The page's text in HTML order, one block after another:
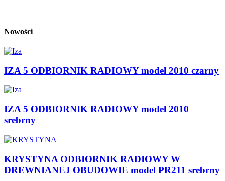
Nowości
IZA 5 ODBIORNIK RADIOWY model 2010 czarny
IZA 5 ODBIORNIK RADIOWY model 2010
srebrny
KRYSTYNA ODBIORNIK RADIOWY W
DREWNIANEJ OBUDOWIE model PR211 srebrny